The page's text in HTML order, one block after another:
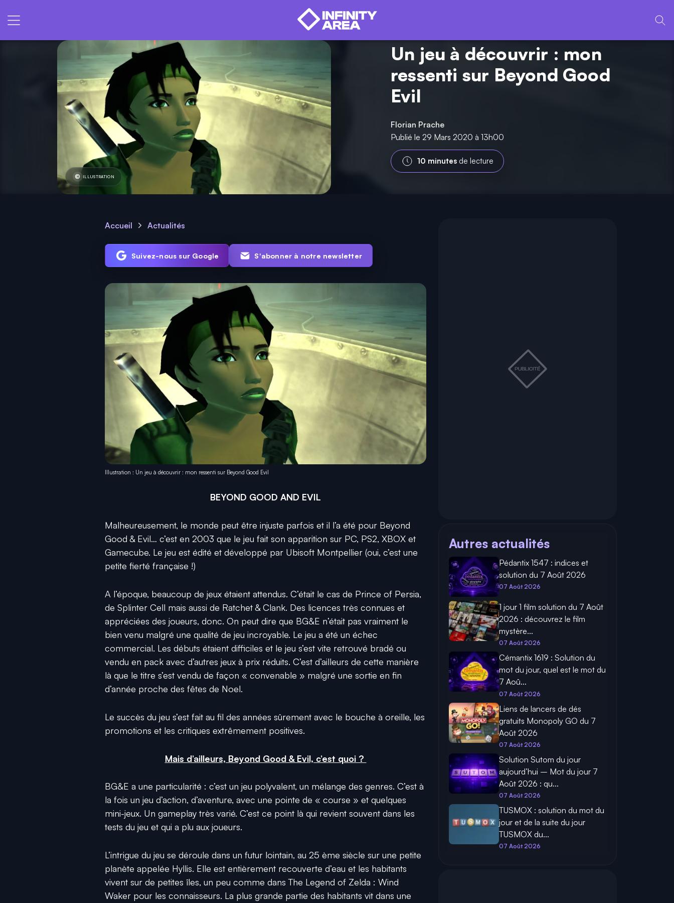
ILLUSTRATION
Un jeu à découvrir : mon
ressenti sur Beyond Good
Evil
Florian Prache
Publié le 29 Mars 2020 à 13h00
10 minutes de lecture
Accueil Actualités
Suivez-nous sur Google S'abonner à notre newsletter
Illustration : Un jeu à découvrir : mon ressenti sur Beyond Good Evil
BEYOND GOOD AND EVIL
Malheureusement, le monde peut être injuste parfois et il l’a été pour Beyond
Good & Evil… c’est en 2003 que le jeu fait son apparition sur PC, PS2, XBOX et
Gamecube. Le jeu est édité et développé par Ubisoft Montpellier (oui, c’est une
petite fierté française !)
A l’époque, beaucoup de jeux étaient attendus. C’était le cas de Prince of Persia,
de Splinter Cell mais aussi de Ratchet & Clank. Des licences très connues et
appréciées des joueurs, donc. On peut dire que BG&E n’était pas vraiment le
bien venu malgré une qualité de jeu incroyable. Le jeu a été un échec
commercial. Les débuts étaient difficiles et le jeu s’est vite retrouvé bradé ou
vendu en pack avec d’autres jeux à prix réduits. C’est d’ailleurs de cette manière
là que le titre s’est vendu de façon « convenable » malgré une sortie en fin
d’année proche des fêtes de Noel.
Le succès du jeu s’est fait au fil des années sûrement avec le bouche à oreille, les
promotions et les critiques extrêmement positives.
Mais d’ailleurs, Beyond Good & Evil, c’est quoi ?
BG&E a une particularité : c’est un jeu polyvalent, un mélange des genres. C’est à
la fois un jeu d’action, d’aventure, avec une pointe de « course » et quelques
mini-jeux. Un gameplay très varié. C’est ce point là qui revient souvent dans les
tests du jeu et qui a plu aux joueurs.
L’intrigue du jeu se déroule dans un futur lointain, au 25 ème siècle sur une petite
planète appelée Hyllis. Elle est entièrement recouverte d’eau et les habitants
vivent sur de petites îles, un peu comme dans The Legend of Zelda : Wind
Waker pour les connaisseurs. La plus grande partie des habitants vit dans une
Autres actualités
Pédantix 1547 : indices et
solution du 7 Août 2026
07 Août 2026
1 jour 1 film solution du 7 Août
2026 : découvrez le film
mystère...
07 Août 2026
Cémantix 1619 : Solution du
mot du jour, quel est le mot du
7 Aoû...
07 Août 2026
Liens de lancers de dés
gratuits Monopoly GO du 7
Août 2026
07 Août 2026
Solution Sutom du jour
aujourd’hui – Mot du jour 7
Août 2026 : qu...
07 Août 2026
TUSMOX : solution du mot du
jour et de la suite du jour
TUSMOX du...
07 Août 2026